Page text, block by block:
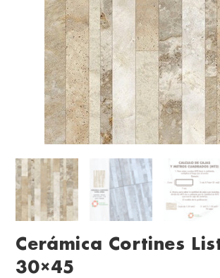
Cerámica Cortines
30×45